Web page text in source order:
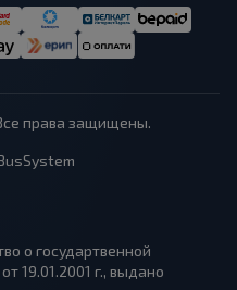
права защищены.
о государтвенной
19.01.2001 г., выдано